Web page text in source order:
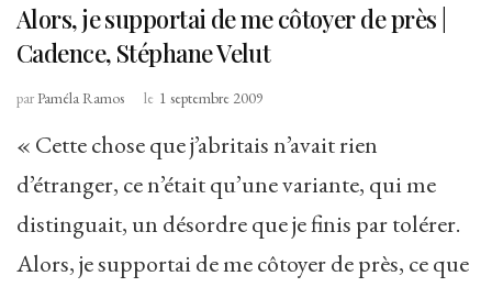
Alors, je supportai de me côtoyer de près |
Cadence, Stéphane Velut
parPaméla Ramos le 1 septembre 2009
« Cette chose que j’abritais n’avait rien
d’étranger, ce n’était qu’une variante, qui me
distinguait, un désordre que je finis par tolérer.
Alors, je supportai de me côtoyer de près, ce que